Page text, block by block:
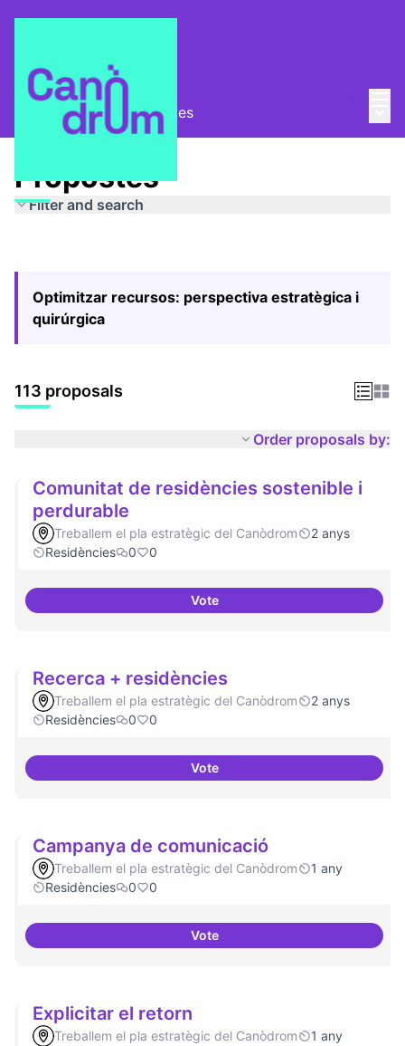
Pla Estratègic Propostes
Propostes
Filter and search
Optimitzar recursos: perspectiva estratègica i
quirúrgica
113 proposals
Order proposals by:
Comunitat de residències sostenible i
perdurable
Treballem el pla estratègic del Canòdrom
2 anys
Residències
0 0
Vote Comunitat
Recerca + residències
Treballem el pla estratègic del Canòdrom
2 anys
Residències
0 0
VoteRecerca + residències
Campanya de comunicació
Treballem el pla estratègic del Canòdrom
1 any
Residències
0 0
VoteCampanya de comunicació
Explicitar el retorn
Treballem el pla estratègic del Canòdrom
1 any